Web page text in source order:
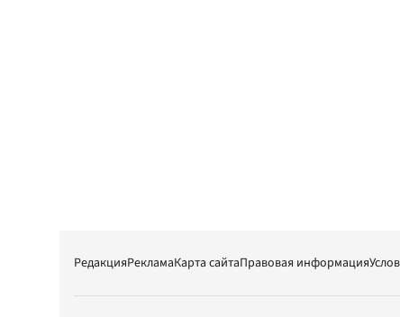
РедакцияРекламаКарта сайтаПравовая информация